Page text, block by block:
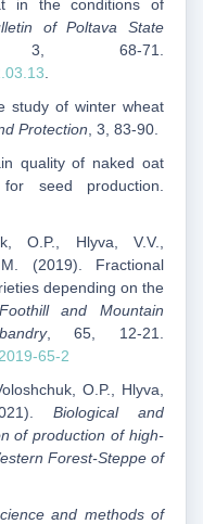
in the conditions of
of Poltava State
68-71.
study of winter wheat
Protection , 3, 83-90.
quality of naked oat
seed production.
O.P., Hlyva, V.V.,
(2019). Fractional
depending on the
Foothill and Mountain
, 65, 12-21.
65-2
O.P., Hlyva,
Biological and
of production of high-
Forest-Steppe of
and methods of